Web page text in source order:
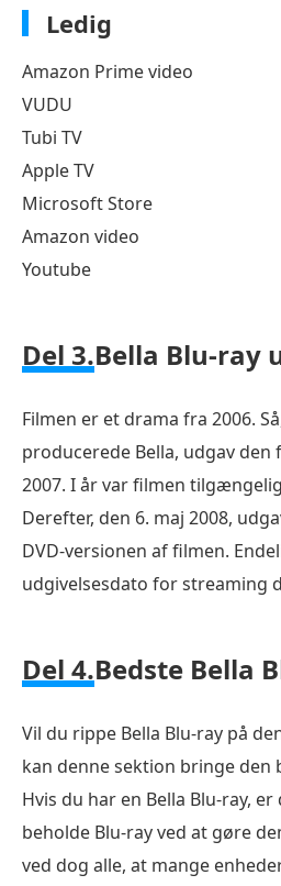
Ledig
Amazon Prime video
VUDU
Tubi TV
Apple TV
Microsoft Store
Amazon video
Youtube
Del 3.Bella Blu-ray
Filmen er et drama fra 2006.
producerede Bella, udgav
2007. I år var filmen
Derefter, den 6. maj 2008,
DVD-versionen af filmen.
udgivelsesdato for streaming
Del 4.Bedste Bella
Vil du rippe Bella Blu-ray på
kan denne sektion bringe den
Hvis du har en Bella Blu-ray,
beholde Blu-ray ved at gøre
ved dog alle, at mange